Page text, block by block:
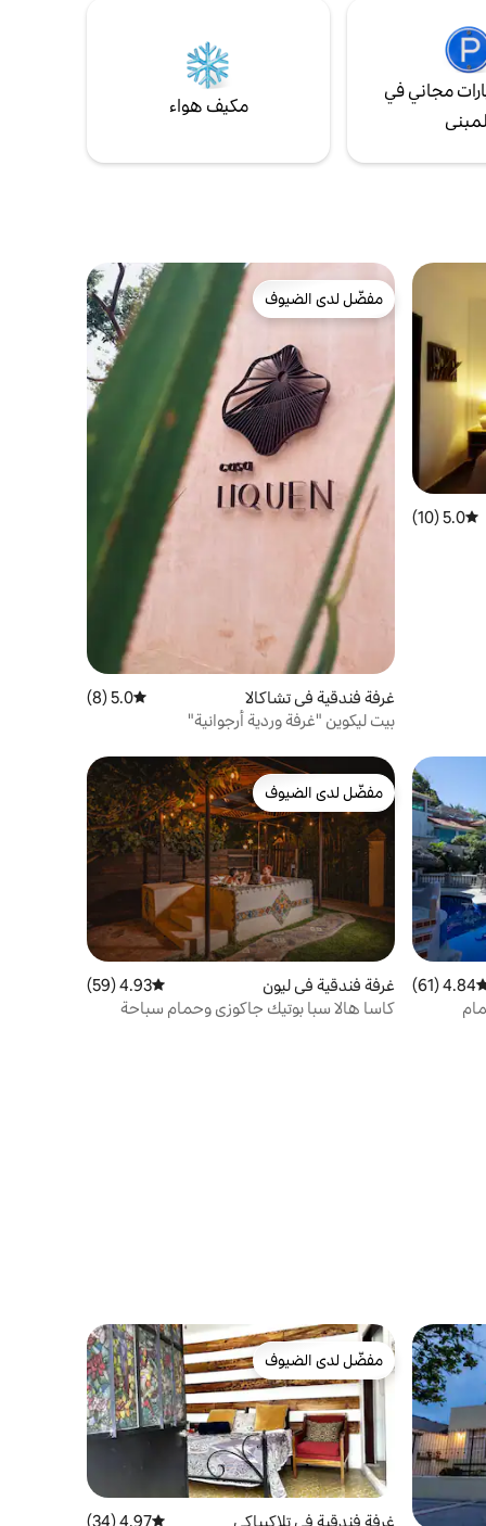
مجاني في
مكيف هواء
متوسط التقييم 5.0 من 5، 10 مراجعات
5.0 (10)
مفضّل لدى الضيوف
مفضّل لدى الضيوف
غرفة فندقية في تشاكالا متوسط التقييم 5.0 من 5، 8 مراجعات
5.0 (8)
بيت ليكوين "غرفة وردية أرجوانية"
التقييم 4.84 من 5، 61 مراجعات
4.84 (61)
مفضّل لدى الضيوف
مفضّل لدى الضيوف
غرفة فندقية في ليون متوسط التقييم 4.93 من 5، 59 مراجعات
4.93 (59)
كاسا هالا سبا بوتيك جاكوزي وحمام سباحة
مفضّل لدى الضيوف
مفضّل لدى الضيوف
غرفة فندقية في تلاكيباكي متوسط التقييم 4.97 من 5، 34 مراجعات
4.97 (34)